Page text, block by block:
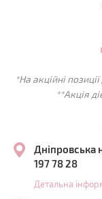
*На акційні
**Акція
Дніпровська
197 78 28
Детальна